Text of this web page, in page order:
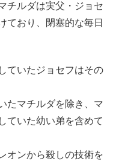
チルダは実父・ジョセ
ており、閉塞的な毎日
ていたジョセフはその
たマチルダを除き、マ
ていた幼い弟を含めて
オンから殺しの技術を